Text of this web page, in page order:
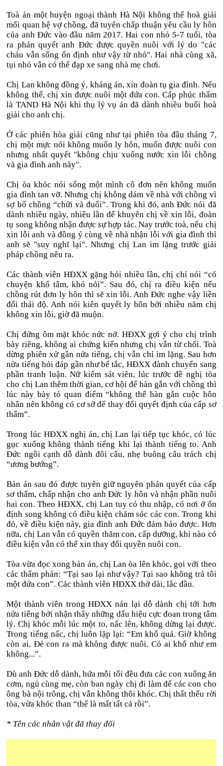
Toà án một huyện ngoại thành Hà Nội không thể hoà giải
mối quan hệ vợ chồng, đã tuyên chấp thuận yêu cầu ly hôn
của anh Đức vào đầu năm 2017. Hai con nhỏ 5-7 tuổi, tòa
ra phán quyết anh Đức được quyền nuôi với lý do "các
cháu vẫn sống ổn định như vậy từ nhỏ". Hai nhà cùng xã,
tụi nhỏ vẫn có thể đạp xe sang nhà mẹ chơi.
Chị Lan không đồng ý, kháng án, xin đoàn tụ gia đình. Nếu
không thể, chị xin được nuôi một đứa con. Cấp phúc thẩm
là TAND Hà Nội khi thụ lý vụ án đã dành nhiều buổi hoà
giải cho anh chị.
Ở các phiên hòa giải cũng như tại phiên tòa đầu tháng 7,
chị một mực nói không muốn ly hôn, muốn được nuôi con
nhưng nhất quyết "không chịu xuống nước xin lỗi chồng
và gia đình anh này".
Chị òa khóc nói sống một mình cô đơn nên không muốn
gia đình tan vỡ. Nhưng chị không dám về nhà với chồng vì
sợ bố chồng “chửi và đuổi”. Trong khi đó, anh Đức nói đã
dành nhiều ngày, nhiều lần để khuyên chị về xin lỗi, đoàn
tụ song không nhận được sự hợp tác. Nay trước toà, nếu chị
xin lỗi anh và đồng ý cùng về nhà nhận lỗi với gia đình thì
anh sẽ "suy nghĩ lại". Nhưng chị Lan im lặng trước giải
pháp chồng nêu ra.
Các thành viên HĐXX gặng hỏi nhiều lần, chị chỉ nói “có
chuyện khổ tâm, khó nói”. Sau đó, chị ra điều kiện nếu
chồng rút đơn ly hôn thì sẽ xin lỗi. Anh Đức nghe vậy liền
đổi thái độ. Anh nói kiên quyết ly hôn bởi nhiều năm chị
không xin lỗi, giờ đã muộn.
Chị đứng ôm mặt khóc nức nở. HĐXX gợi ý cho chị trình
bày riêng, không ai chứng kiến nhưng chị vẫn từ chối. Toà
dừng phiên xử gần nửa tiếng, chị vẫn chỉ im lặng. Sau hơn
nửa tiếng hỏi đáp gần như bế tắc, HĐXX đành chuyển sang
phần tranh luận. Nữ kiểm sát viên, lúc trước đề nghị tòa
cho chị Lan thêm thời gian, cơ hội để hàn gắn với chồng thì
lúc này bày tỏ quan điểm “không thể hàn gắn cuộc hôn
nhân nên không có cơ sở để thay đổi quyết định của cấp sơ
thẩm”.
Trong lúc HĐXX nghị án, chị Lan lại tiếp tục khóc, có lúc
gục xuống không thành tiếng khi lại thành tiếng to. Anh
Đức ngồi cạnh dỗ dành đôi câu, nhẹ buông câu trách chị
“ương bướng”.
Bản án sau đó được tuyên giữ nguyên phán quyết của cấp
sơ thẩm, chấp nhận cho anh Đức ly hôn và nhận phần nuôi
hai con. Theo HĐXX, chị Lan tuy có thu nhập, có nơi ở ổn
định song không có điều kiện chăm sóc các con. Trong khi
đó, về điều kiện này, gia đình anh Đức đảm bảo được. Hơn
nữa, chị Lan vẫn có quyền thăm con, cấp dưỡng, khi nào có
điều kiện vẫn có thể xin thay đổi quyền nuôi con.
Tòa vừa đọc xong bản án, chị Lan òa lên khóc, gọi với theo
các thẩm phán: “Tại sao lại như vậy? Tại sao không trả tôi
một đứa con”. Các thành viên HĐXX thở dài, lắc đầu.
Một thành viên trong HĐXX nán lại dỗ dành chị tới hơn
nửa tiếng bởi nhận thấy những dấu hiệu cực đoan trong tâm
lý. Chị khóc mỗi lúc một to, nấc lên, không dừng lại được.
Trong tiếng nấc, chị luôn lặp lại: “Em khổ quá. Giờ không
còn ai. Đẻ con ra mà không được nuôi. Có ai khổ như em
không...”.
Dù anh Đức dỗ dành, hứa mỗi tối đều đưa các con xuống ăn
cơm, ngủ cùng mẹ, còn ban ngày chị đi làm để các con cho
ông bà nội trông, chị vẫn không thôi khóc. Chị thất thểu rời
tòa, vừa khóc than “thế là mất tất cả rồi”.
* Tên các nhân vật đã thay đổi